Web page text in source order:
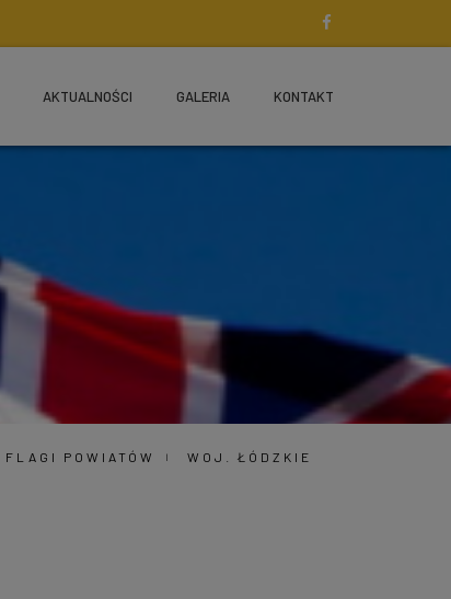
AKTUALNOŚCI GALERIA KONTAKT
FLAGI POWIATÓW WOJ. ŁÓDZKIE